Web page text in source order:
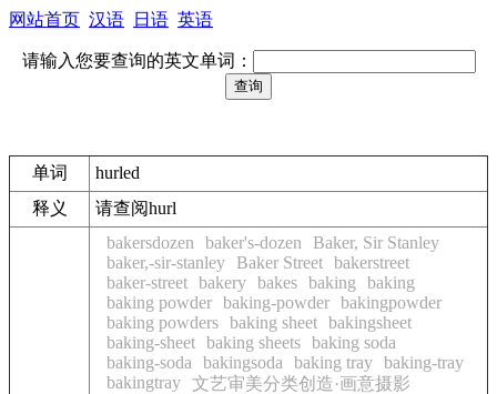
网站首页 汉语 日语 英语
请输入您要查询的英文单词：
单词
hurled
释义
请查阅hurl
bakersdozen baker's-dozen
Baker, Sir Stanley
baker,-sir-stanley
Baker Street bakerstreet
baker-street bakery bakes baking
baking
baking powder baking-powder bakingpowder
baking powders baking sheet bakingsheet
baking-sheet baking sheets baking soda
baking-soda
bakingsoda baking tray baking-tray
bakingtray 文艺审美分类创造·画意摄影